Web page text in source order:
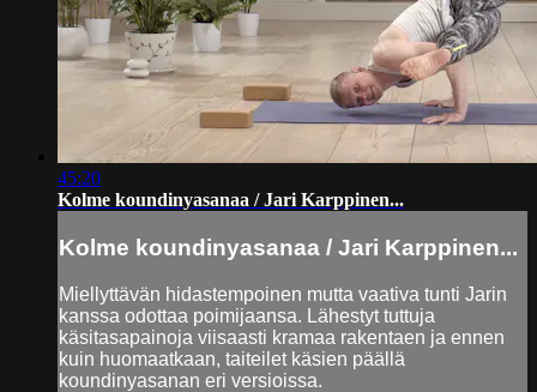
45:20
Kolme koundinyasanaa / Jari Karppinen...
Kolme koundinyasanaa / Jari Karppinen...
Miellyttävän hidastempoinen mutta vaativa tunti Jarin
kanssa odottaa poimijaansa. Lähestyt tuttuja
käsitasapainoja viisaasti kramaa rakentaen ja ennen
kuin huomaatkaan, taiteilet käsien päällä
koundinyasanan eri versioissa.